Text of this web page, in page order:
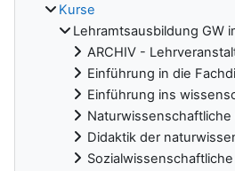
Kurse
Lehramtsausbildung GW
ARCHIV -
Einführung in die
Einführung ins
Naturwissenschaftliche
Didaktik der